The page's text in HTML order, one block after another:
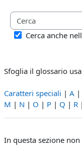
Cerca anche
Sfoglia il glossario
Caratteri speciali | A |
M | N | O | P | Q | R |
In questa sezione